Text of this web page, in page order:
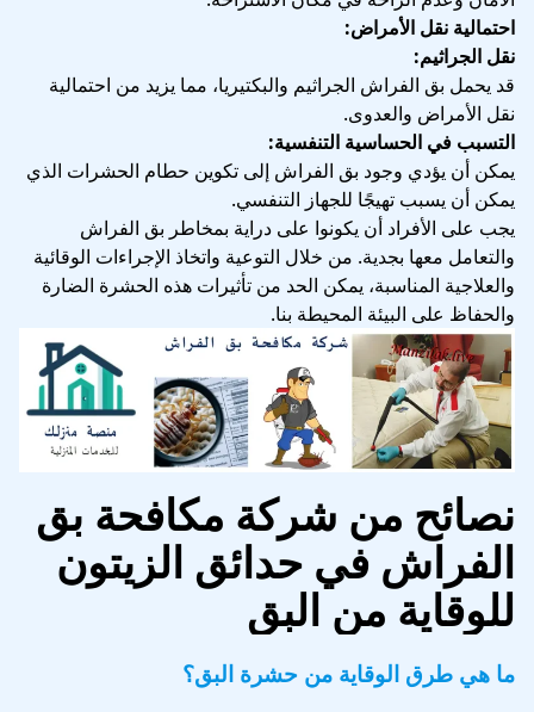
احتمالية نقل الأمراض:
نقل الجراثيم:
قد يحمل بق الفراش الجراثيم والبكتيريا، مما يزيد من احتمالية
نقل الأمراض والعدوى.
التسبب في الحساسية التنفسية:
يمكن أن يؤدي وجود بق الفراش إلى تكوين حطام الحشرات الذي
يمكن أن يسبب تهيجًا للجهاز التنفسي.
يجب على الأفراد أن يكونوا على دراية بمخاطر بق الفراش
والتعامل معها بجدية. من خلال التوعية واتخاذ الإجراءات الوقائية
والعلاجية المناسبة، يمكن الحد من تأثيرات هذه الحشرة الضارة
والحفاظ على البيئة المحيطة بنا.
نصائح من شركة مكافحة بق
الفراش في حدائق الزيتون
للوقاية من البق
ما هي طرق الوقاية من حشرة البق؟